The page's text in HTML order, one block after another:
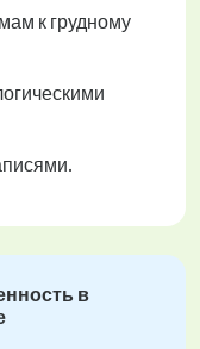
к грудному
в